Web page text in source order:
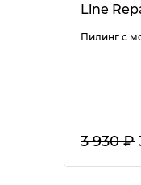
Пилинг с
3 930 ₽